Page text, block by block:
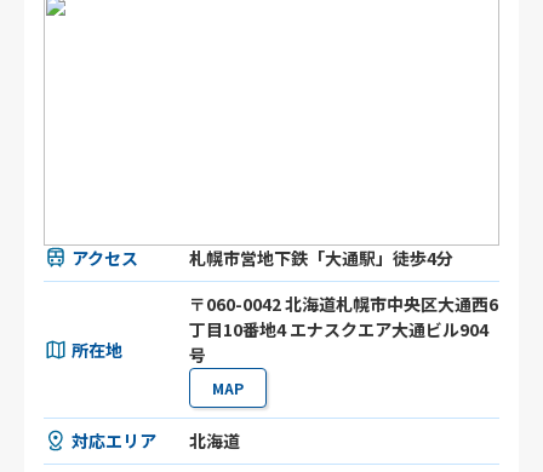
アクセス 札幌市営地下鉄「大通駅」徒歩4分
所在地
〒060-0042 北海道札幌市中央区大通西6
丁目10番地4 エナスクエア大通ビル904
号
MAP
対応エリア 北海道